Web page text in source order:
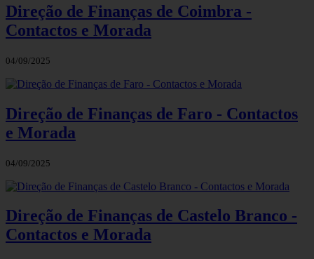
Direção de Finanças de Coimbra -
Contactos e Morada
04/09/2025
Direção de Finanças de Faro - Contactos
e Morada
04/09/2025
Direção de Finanças de Castelo Branco -
Contactos e Morada